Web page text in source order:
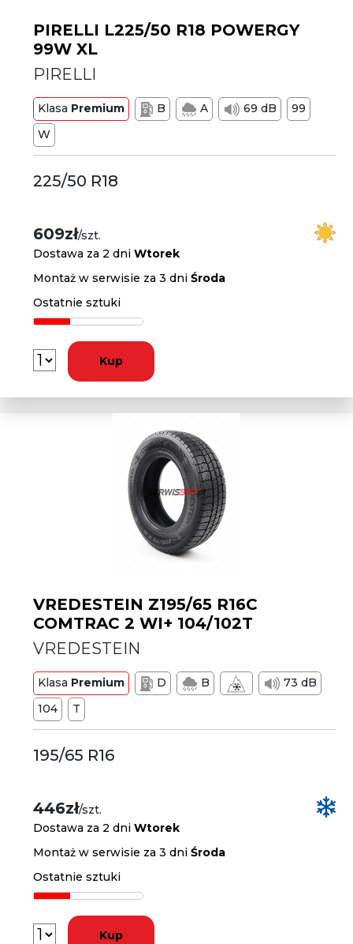
PIRELLI L225/50 R18 POWERGY
99W XL
PIRELLI
Klasa Premium B A 69 dB
99
W
225/50 R18
609zł/szt.
Dostawa za 2 dniWtorek
Montaż w serwisie za 3 dniŚroda
Ostatnie sztuki
Kup
VREDESTEIN Z195/65 R16C
COMTRAC 2 WI+ 104/102T
VREDESTEIN
Klasa Premium D B
73 dB
104
T
195/65 R16
446zł/szt.
Dostawa za 2 dniWtorek
Montaż w serwisie za 3 dniŚroda
Ostatnie sztuki
Kup